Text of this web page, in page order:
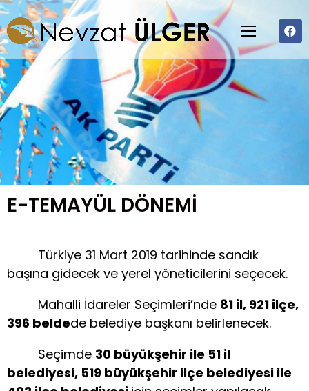
E-TEMAYÜL DÖNEMİ
Türkiye 31 Mart 2019 tarihinde sandık
başına gidecek ve yerel yöneticilerini seçecek.
Mahalli İdareler Seçimleri’nde 81 il, 921 ilçe,
396 beldede belediye başkanı belirlenecek.
Seçimde 30 büyükşehir ile 51 il
belediyesi, 519 büyükşehir ilçe belediyesi ile